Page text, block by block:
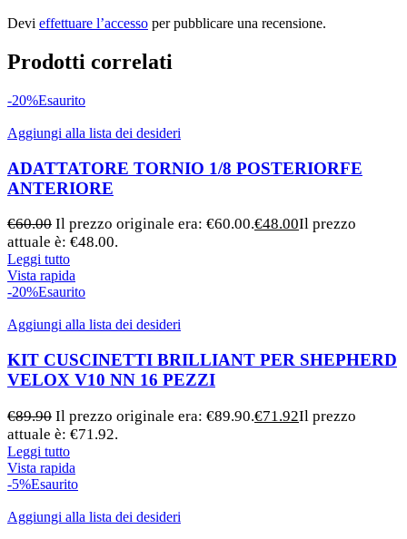
Devi effettuare l’accesso per pubblicare una recensione.
Prodotti correlati
-20%Esaurito
Aggiungi alla lista dei desideri
ADATTATORE TORNIO 1/8 POSTERIORFE
ANTERIORE
€60.00 Il prezzo originale era: €60.00.€48.00Il prezzo
attuale è: €48.00.
Leggi tutto
Vista rapida
-20%Esaurito
Aggiungi alla lista dei desideri
KIT CUSCINETTI BRILLIANT PER SHEPHERD
VELOX V10 NN 16 PEZZI
€89.90 Il prezzo originale era: €89.90.€71.92Il prezzo
attuale è: €71.92.
Leggi tutto
Vista rapida
-5%Esaurito
Aggiungi alla lista dei desideri